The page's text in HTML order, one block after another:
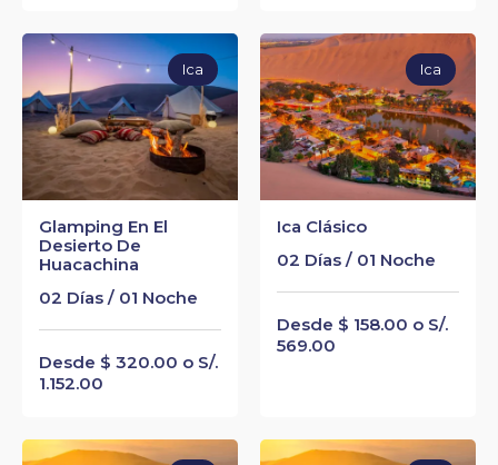
Glamping En El
Desierto De
Huacachina
02 Días / 01 Noche
Desde $ 320.00 o S/.
1.152.00
Ica
Ica Clásico
02 Días / 01 Noche
Desde $ 158.00 o S/.
569.00
Ica